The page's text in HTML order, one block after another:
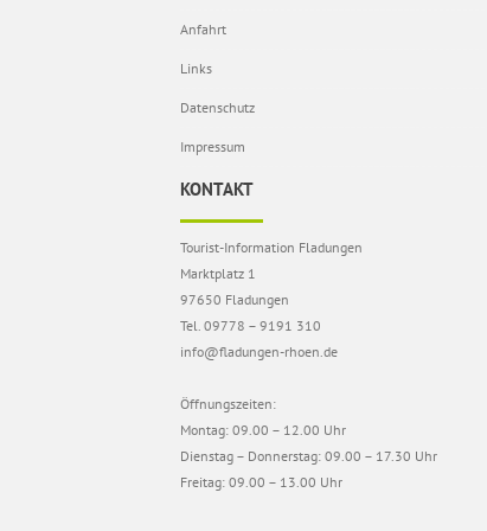
Anfahrt
Links
Datenschutz
Impressum
KONTAKT
Tourist-Information Fladungen
Marktplatz 1
97650 Fladungen
Tel. 09778 – 9191 310
info@fladungen-rhoen.de
Öffnungszeiten:
Montag: 09.00 – 12.00 Uhr
Dienstag – Donnerstag: 09.00 – 17.30 Uhr
Freitag: 09.00 – 13.00 Uhr